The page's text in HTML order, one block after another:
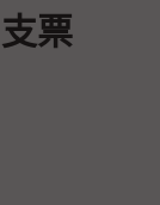
票